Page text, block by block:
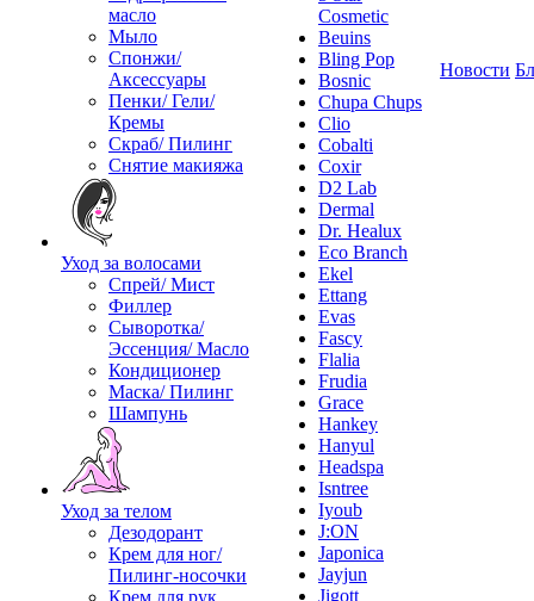
масло
Мыло
Спонжи/
Аксессуары
Пенки/ Гели/
Кремы
Скраб/ Пилинг
Снятие макияжа
Уход за волосами
Спрей/ Мист
Филлер
Сыворотка/
Эссенция/ Масло
Кондиционер
Маска/ Пилинг
Шампунь
Уход за телом
Дезодорант
Крем для ног/
Пилинг-носочки
Крем для рук
Cosmetic
Beuins
Bling Pop
Bosnic
Chupa Chups
Clio
Cobalti
Coxir
D2 Lab
Dermal
Dr. Healux
Eco Branch
Ekel
Ettang
Evas
Fascy
Flalia
Frudia
Grace
Hankey
Hanyul
Headspa
Isntree
Iyoub
J:ON
Japonica
Jayjun
Jigott
Новости